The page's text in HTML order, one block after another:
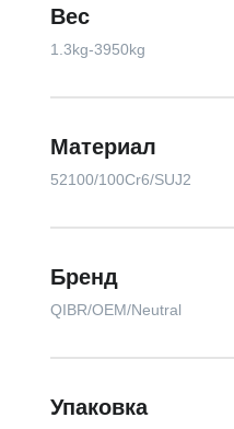
Вес
1.3kg-3950kg
Материал
52100/100Cr6/SUJ2
Бренд
QIBR/OEM/Neutral
Упаковка